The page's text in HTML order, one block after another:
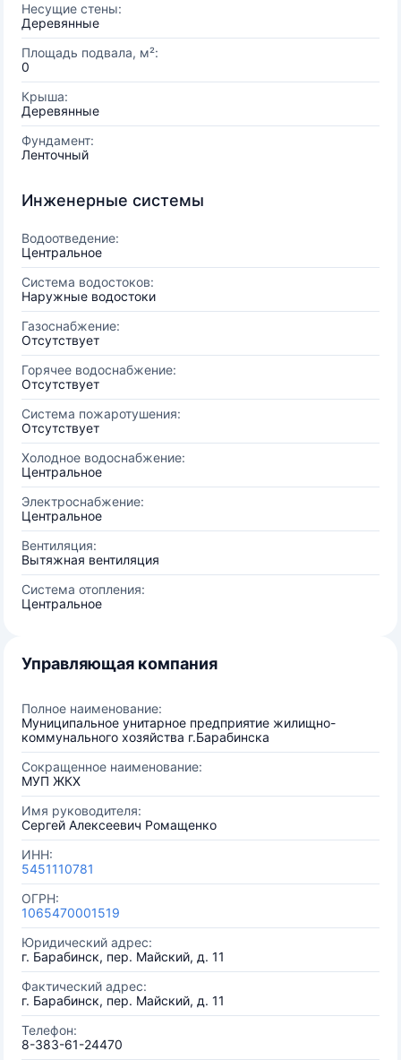
Несущие стены:
Деревянные
Площадь подвала, м²:
0
Крыша:
Деревянные
Фундамент:
Ленточный
Инженерные системы
Водоотведение:
Центральное
Система водостоков:
Наружные водостоки
Газоснабжение:
Отсутствует
Горячее водоснабжение:
Отсутствует
Система пожаротушения:
Отсутствует
Холодное водоснабжение:
Центральное
Электроснабжение:
Центральное
Вентиляция:
Вытяжная вентиляция
Система отопления:
Центральное
Управляющая компания
Полное наименование:
Муниципальное унитарное предприятие жилищно-
коммунального хозяйства г.Барабинска
Сокращенное наименование:
МУП ЖКХ
Имя руководителя:
Сергей Алексеевич Ромащенко
ИНН:
5451110781
ОГРН:
1065470001519
Юридический адрес:
г. Барабинск, пер. Майский, д. 11
Фактический адрес:
г. Барабинск, пер. Майский, д. 11
Телефон:
8-383-61-24470